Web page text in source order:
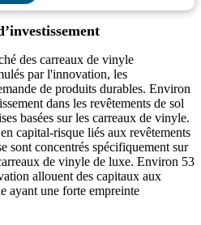
des carreaux de vinyle
par l'innovation, les
de produits durables. Environ
dans les revêtements de sol
basées sur les carreaux de vinyle.
capital-risque liés aux revêtements
sont concentrés spécifiquement sur
de vinyle de luxe. Environ 53
allouent des capitaux aux
ayant une forte empreinte